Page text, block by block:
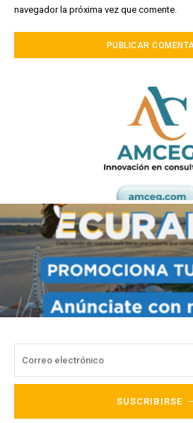
navegador la próxima vez que comente.
SUSCRIBIRSE